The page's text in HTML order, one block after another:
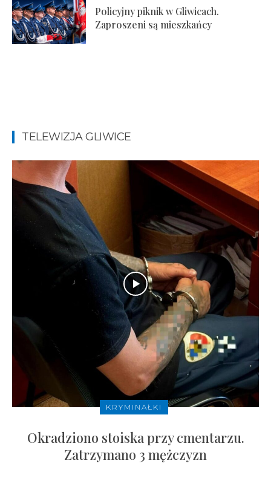
Policyjny piknik w Gliwicach.
Zaproszeni są mieszkańcy
TELEWIZJA GLIWICE
KRYMINAŁKI
Okradziono stoiska przy cmentarzu.
Zatrzymano 3 mężczyzn